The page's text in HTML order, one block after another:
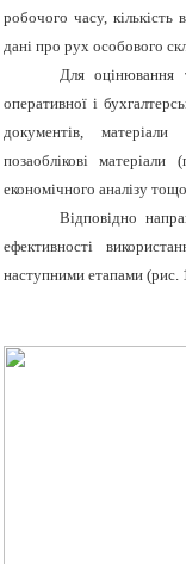
робочого часу,
дані про рух особового
Для оцінювання
оперативної і
документів,
позаоблікові
економічного аналізу
Відповідно
ефективності
наступними етапами (рис.